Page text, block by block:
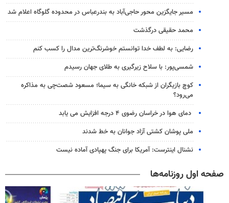
مسیر جایگزین محور حاجی‌آباد به بندرعباس در محدوده گلوگاه اعلام شد
محمد حقیقی درگذشت
رضایی: به لطف خدا توانستم خوشرنگ‌ترین مدال را کسب کنم
شمسی‌پور: با سلاح زیرگیری به طلای جهان رسیدم
کوچ بازیگران از شبکه خانگی به سیما؛ مسعود شصت‌چی به مذاکره
می‌رود؟
دمای هوا در خراسان رضوی ۴ درجه افزایش می یابد
ملی پوشان کشتی آزاد جوانان به خط شدند
نشنال اینترست: آمریکا برای جنگ پهپادی آماده نیست
صفحه اول روزنامه‌ها